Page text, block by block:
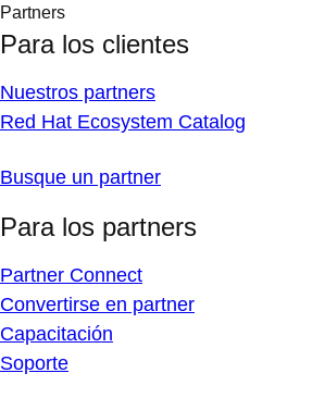
Partners
Para los clientes
Nuestros partners
Red Hat Ecosystem Catalog
Busque un partner
Para los partners
Partner Connect
Convertirse en partner
Capacitación
Soporte